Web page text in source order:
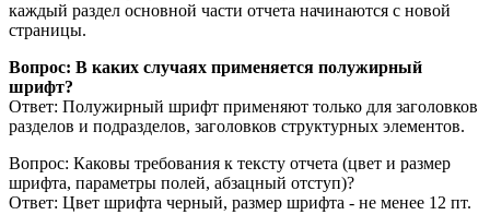
каждый раздел основной части отчета начинаются с новой
страницы.
Вопрос: В каких случаях применяется полужирный
шрифт?
Ответ: Полужирный шрифт применяют только для заголовков
разделов и подразделов, заголовков структурных элементов.
Вопрос: Каковы требования к тексту отчета (цвет и размер
шрифта, параметры полей, абзацный отступ)?
Ответ: Цвет шрифта черный, размер шрифта - не менее 12 пт.